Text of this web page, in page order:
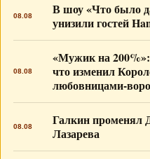
08.08
В шоу «Что было
унизили гостей
08.08
«Мужик на
что изменил
любовницами-
08.08
Галкин променял
Лазарева